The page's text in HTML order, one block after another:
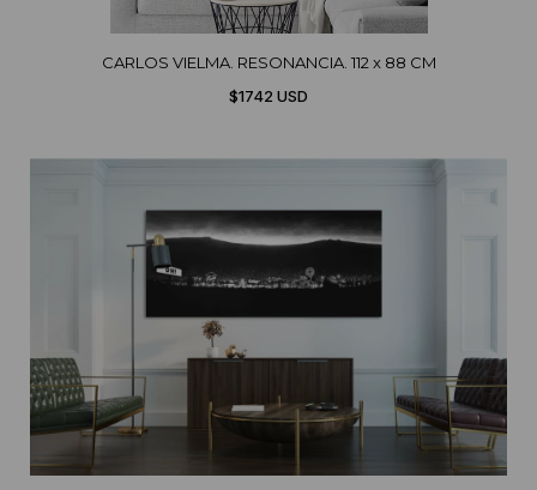
CARLOS VIELMA. RESONANCIA. 112 x 88 CM
$1742 USD